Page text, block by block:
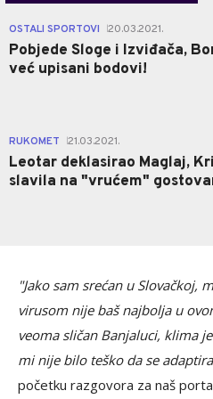
OSTALI SPORTOVI 20.03.2021.
Pobjede Sloge i Izviđača,
već upisani bodovi!
RUKOMET 21.03.2021.
Leotar deklasirao Maglaj,
slavila na "vrućem"
"Jako sam srećan u Slovačkoj,
virusom nije baš najbolja u
veoma sličan Banjaluci, klima
mi nije bilo teško da se
početku razgovora za naš